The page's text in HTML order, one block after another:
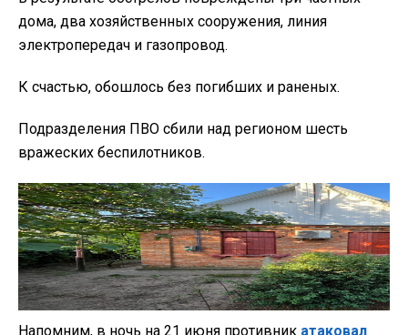
дома, два хозяйственных сооружения, линия
электропередач и газопровод.
К счастью, обошлось без погибших и раненых.
Подразделения ПВО сбили над регионом шесть
вражеских беспилотников.
Напомним, в ночь на 21 июня противник атаковал